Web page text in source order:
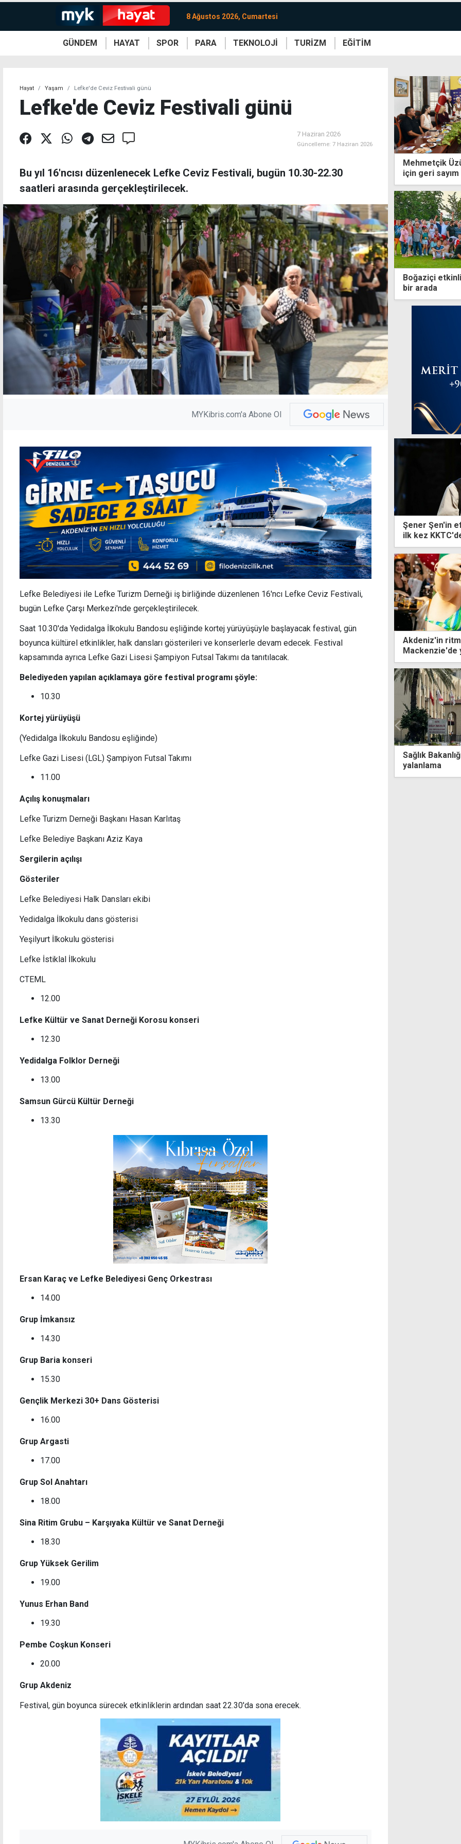
8 Ağustos 2026, Cumartesi
GÜNDEM HAYAT SPOR PARA TEKNOLOJİ TURİZM EĞİTİM
Hayat Yaşam Lefke'de Ceviz Festivali günü
Lefke'de Ceviz Festivali günü
7 Haziran 2026
Güncelleme: 7 Haziran 2026
Bu yıl 16'ncısı düzenlenecek Lefke Ceviz Festivali, bugün 10.30-22.30
saatleri arasında gerçekleştirilecek.
MYKibris.com'a Abone Ol
Lefke Belediyesi ile Lefke Turizm Derneği iş birliğinde düzenlenen 16'ncı Lefke Ceviz Festivali,
bugün Lefke Çarşı Merkezi'nde gerçekleştirilecek.
Saat 10.30'da Yedidalga İlkokulu Bandosu eşliğinde kortej yürüyüşüyle başlayacak festival, gün
boyunca kültürel etkinlikler, halk dansları gösterileri ve konserlerle devam edecek. Festival
kapsamında ayrıca Lefke Gazi Lisesi Şampiyon Futsal Takımı da tanıtılacak.
Belediyeden yapılan açıklamaya göre festival programı şöyle:
10.30
Kortej yürüyüşü
(Yedidalga İlkokulu Bandosu eşliğinde)
Lefke Gazi Lisesi (LGL) Şampiyon Futsal Takımı
11.00
Açılış konuşmaları
Lefke Turizm Derneği Başkanı Hasan Karlıtaş
Lefke Belediye Başkanı Aziz Kaya
Sergilerin açılışı
Gösteriler
Lefke Belediyesi Halk Dansları ekibi
Yedidalga İlkokulu dans gösterisi
Yeşilyurt İlkokulu gösterisi
Lefke İstiklal İlkokulu
CTEML
12.00
Lefke Kültür ve Sanat Derneği Korosu konseri
12.30
Yedidalga Folklor Derneği
13.00
Samsun Gürcü Kültür Derneği
13.30
Ersan Karaç ve Lefke Belediyesi Genç Orkestrası
14.00
Grup İmkansız
14.30
Grup Baria konseri
15.30
Gençlik Merkezi 30+ Dans Gösterisi
16.00
Grup Argasti
17.00
Grup Sol Anahtarı
18.00
Sina Ritim Grubu – Karşıyaka Kültür ve Sanat Derneği
18.30
Grup Yüksek Gerilim
19.00
Yunus Erhan Band
19.30
Pembe Coşkun Konseri
20.00
Grup Akdeniz
Festival, gün boyunca sürecek etkinliklerin ardından saat 22.30'da sona erecek.
Mehmetçik
için geri sayım
Boğaziçi
bir arada
Şener Şen'in
ilk kez
Akdeniz'in
Mackenzie'de
"Girne Belgeseli" Anadolu Uluslararası Film
Festivali'nde iki dalda finale yükseldi